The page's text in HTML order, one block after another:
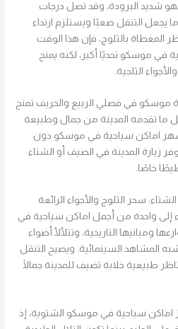
شديد البرودة، وقد تصل درجات
الصفر، ما يجعل التنقل صعبًا ويستلزم ارتداء
المغطاة بالثلوج، فإن هذا الوقت
في موسكو تحديًا أكبر، لكنه يمنح
الثلجية.
موسكو في فصلي الربيع والخريف تمنح
بكل ما تقدمه المدينة من جمال وطبيعة
اماكن سياحية في موسكو دون
زيارة المدينة في الصيف أو الشتاء
خاصًا.
سحر الثلوج والأجواء الرائعة
واحدة من أجمل اماكن سياحية في
ومبانيها التاريخية، وتتلألأ أضواء
المشاهد السينمائية. ويصبح التنقل
طبيعية خلابة تضيف للمدينة جمالًا
اماكن سياحية في موسكو الشتوية، إذ